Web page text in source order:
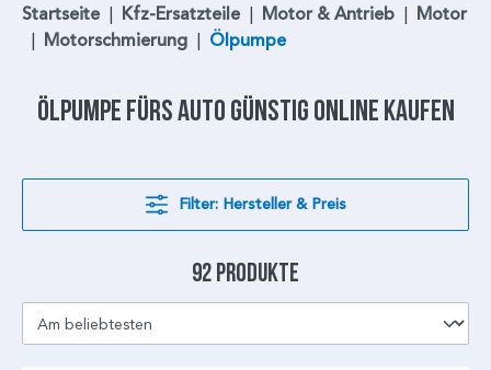
Startseite | Kfz-Ersatzteile | Motor & Antrieb | Motor
| Motorschmierung | Ölpumpe
Ölpumpe fürs Auto günstig online kaufen
Filter: Hersteller & Preis
92 Produkte